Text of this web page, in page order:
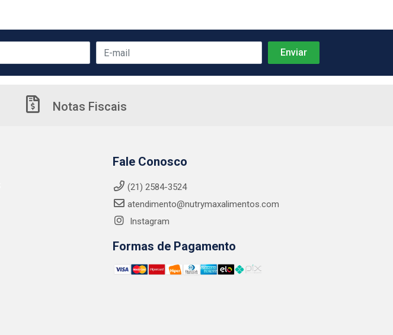
Notas Fiscais
Fale Conosco
(21) 2584-3524
atendimento@nutrymaxalimentos.com
Instagram
Formas de Pagamento